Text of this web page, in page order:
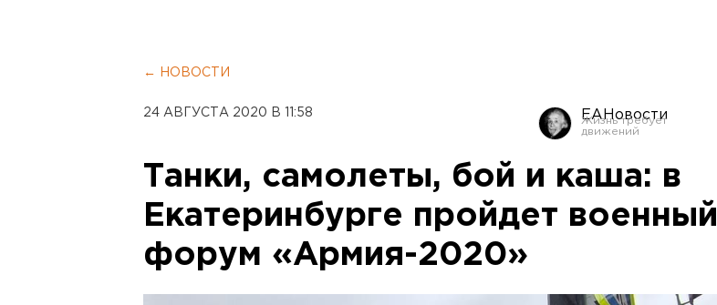
← НОВОСТИ
24 АВГУСТА 2020 В 11:58 ЕАНовости
Танки, самолеты, бой и каша: в
Екатеринбурге пройдет военный
форум «Армия-2020»